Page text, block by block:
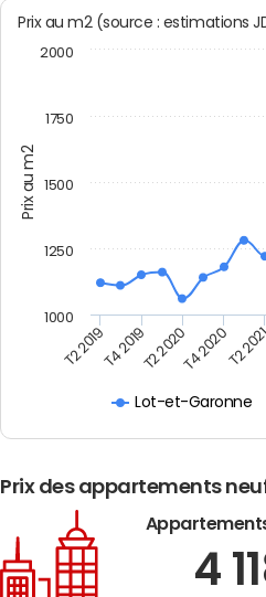
Prix au m2
Prix au m2 (source : estimations
Lot-et-Garonne
T2 2019T4 2019T2 2020T4 2020T2
1000
2000
1250
1500
1750
Prix des appartements
4